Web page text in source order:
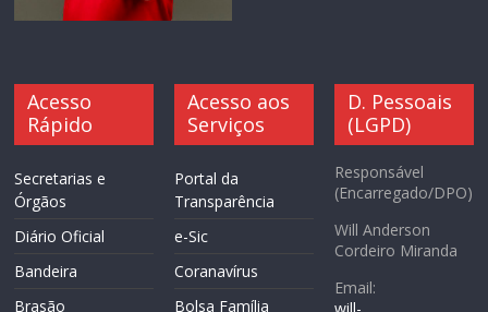
Acesso
Rápido
Secretarias e
Órgãos
Diário Oficial
Bandeira
Brasão
Acesso aos
Serviços
Portal da
Transparência
e-Sic
Coranavírus
Bolsa Família
D. Pessoais
(LGPD)
Responsável
(Encarregado/DPO)
Will Anderson
Cordeiro Miranda
Email: